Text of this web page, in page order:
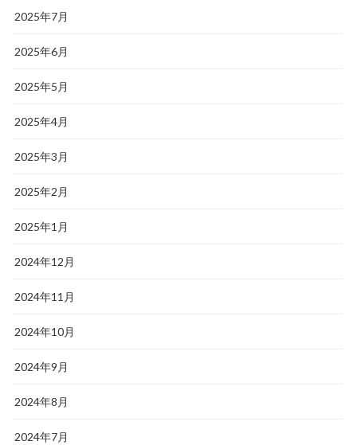
2025年7月
2025年6月
2025年5月
2025年4月
2025年3月
2025年2月
2025年1月
2024年12月
2024年11月
2024年10月
2024年9月
2024年8月
2024年7月